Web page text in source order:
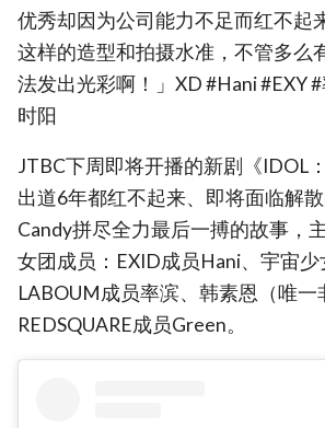
优秀却因为公司能力不足而红不起
这样的造型和拍摄水准，不管多么
法发出光彩啊！」XD #Hani #EXY
时阳
JTBC下周即将开播的新剧《IDOL
出道6年都红不起来、即将面临解
Candy拼尽全力最后一搏的故事，
女团成员：EXID成员Hani、宇宙少
LABOUM成员率滨、韩素恩（唯一
REDSQUARE成员Green。